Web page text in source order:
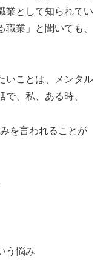
業として知られてい
業」と聞いても、
いことは、メンタル
、私、ある時、
を言われることが
う悩み